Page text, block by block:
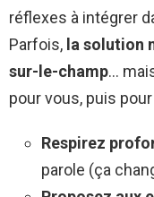
réflexes à intégrer
Parfois, la solution
sur-le-champ…
pour vous, puis
Respirez
parole (ça